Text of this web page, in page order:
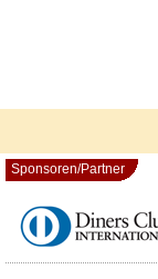
Sponsoren/Partner